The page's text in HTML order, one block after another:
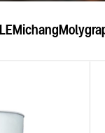
LE Michang